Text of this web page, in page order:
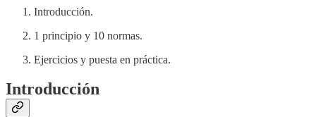
Introducción.
1 principio y 10 normas.
Ejercicios y puesta en práctica.
Introducción